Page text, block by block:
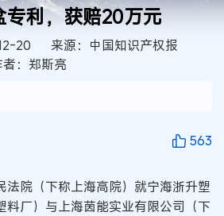
专利，获赔20万元
20
来源：中国知识产权报
者：郑斯亮
563
法院（下称上海高院）就宁海浙升塑
料厂）与上海茵能实业有限公司（下